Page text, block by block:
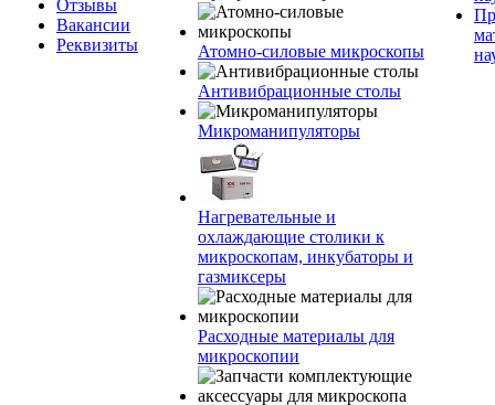
Отзывы
Вакансии
Реквизиты
Атомно-силовые микроскопы
Антивибрационные столы
Микроманипуляторы
Нагревательные и
охлаждающие столики к
микроскопам, инкубаторы и
газмиксеры
Расходные материалы для
микроскопии